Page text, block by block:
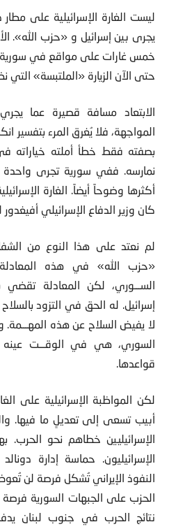
ليست الغارة الإسرائيلية على
يجرى بين إسرائيل و «حزب الله».
خمس غارات على مواقع في سورية.
حتى الآن الزيارة «الملتبسة» التي
الابتعاد مسافة قصيرة عما
المواجهة، فلا يُغرق المرء بتفسير
بصفته فقط خطأ أملته خياراته
نمارسه. ففي سورية تجرى
أكثرها وضوحاً أيضاً. الغارة
كان وزير الدفاع الإسرائيلي
لم نعتد على هذا النوع من
«حزب الله» في هذه
الســـوري، لكن المعادلة تقضي
إسرائيل. له الحق في التزود
لا يفيض السلاح عن هذه
السوري، هي في الوقـــت عينه
قواعدها.
لكن المواظبة الإسرائيلية على
أبيب تسعى إلى تعديلٍ ما فيها.
الإسرائيليين خطاهم نحو الحرب.
الإسرائيليون. حماسة إدارة
النفوذ الإيراني تُشكل فرصة لن
الحزب على الجبهات السورية
نتائج الحرب في جنوب لبنان